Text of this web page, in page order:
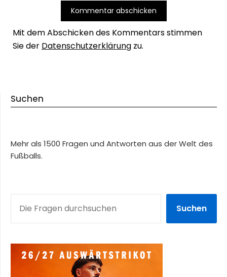
Mit dem Abschicken des Kommentars stimmen
Sie der Datenschutzerklärung zu.
Suchen
Mehr als 1500 Fragen und Antworten aus der Welt des
Fußballs.
Suchen